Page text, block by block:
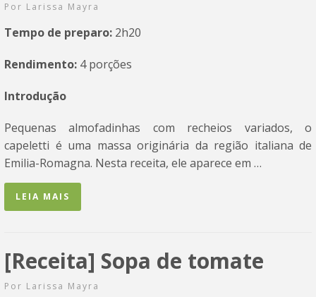
Por Larissa Mayra
Tempo de preparo: 2h20
Rendimento: 4 porções
Introdução
Pequenas almofadinhas com recheios variados, o
capeletti é uma massa originária da região italiana de
Emilia-Romagna. Nesta receita, ele aparece em …
LEIA MAIS
[Receita] Sopa de tomate
Por Larissa Mayra